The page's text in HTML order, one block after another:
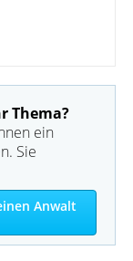
Thema?
ein
Sie
Anwalt